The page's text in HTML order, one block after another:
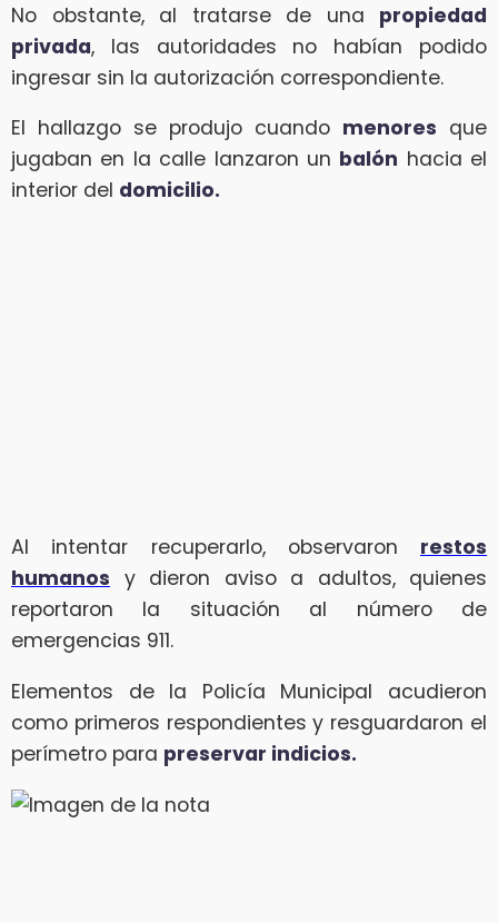
No obstante, al tratarse de una propiedad
privada, las autoridades no habían podido
ingresar sin la autorización correspondiente.
El hallazgo se produjo cuando menores que
jugaban en la calle lanzaron un balón hacia el
interior del domicilio.
Al intentar recuperarlo, observaron restos
humanos y dieron aviso a adultos, quienes
reportaron la situación al número de
emergencias 911.
Elementos de la Policía Municipal acudieron
como primeros respondientes y resguardaron el
perímetro para preservar indicios.